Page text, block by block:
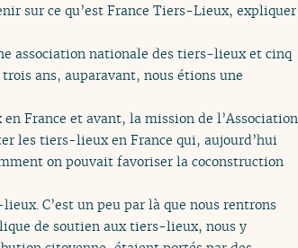
sur ce qu’est France Tiers-Lieux, expliquer
association nationale des tiers-lieux et cinq
ans, auparavant, nous étions une
France et avant, la mission de l’Association
les tiers-lieux en France qui, aujourd’hui
on pouvait favoriser la coconstruction
C’est un peu par là que nous rentrons
de soutien aux tiers-lieux, nous y